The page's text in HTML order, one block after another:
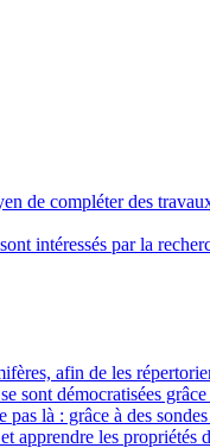
de compléter des
intéressés par la
afin de les
sont démocratisées grâce
là : grâce à des
apprendre les propriétés